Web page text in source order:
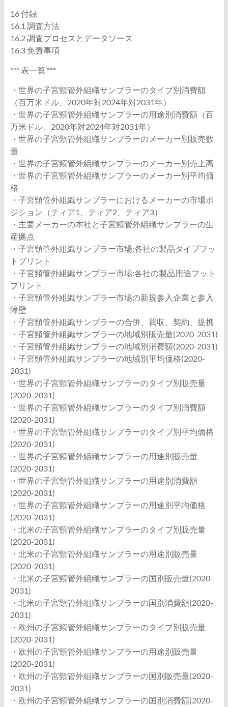
16 付録
16.1 調査方法
16.2 調査プロセスとデータソース
16.3 免責事項
*** 表一覧 ***
・世界の子宮頸管外組織サンプラーのタイプ別消費額
（百万米ドル、2020年対2024年対2031年）
・世界の子宮頸管外組織サンプラーの用途別消費額（百
万米ドル、2020年対2024年対2031年）
・世界の子宮頸管外組織サンプラーのメーカー別販売数
量
・世界の子宮頸管外組織サンプラーのメーカー別売上高
・世界の子宮頸管外組織サンプラーのメーカー別平均価
格
・子宮頸管外組織サンプラーにおけるメーカーの市場ポ
ジション（ティア1、ティア2、ティア3）
・主要メーカーの本社と子宮頸管外組織サンプラーの生
産拠点
・子宮頸管外組織サンプラー市場:各社の製品タイプフッ
トプリント
・子宮頸管外組織サンプラー市場:各社の製品用途フット
プリント
・子宮頸管外組織サンプラー市場の新規参入企業と参入
障壁
・子宮頸管外組織サンプラーの合併、買収、契約、提携
・子宮頸管外組織サンプラーの地域別販売量(2020-2031)
・子宮頸管外組織サンプラーの地域別消費額(2020-2031)
・子宮頸管外組織サンプラーの地域別平均価格(2020-
2031)
・世界の子宮頸管外組織サンプラーのタイプ別販売量
(2020-2031)
・世界の子宮頸管外組織サンプラーのタイプ別消費額
(2020-2031)
・世界の子宮頸管外組織サンプラーのタイプ別平均価格
(2020-2031)
・世界の子宮頸管外組織サンプラーの用途別販売量
(2020-2031)
・世界の子宮頸管外組織サンプラーの用途別消費額
(2020-2031)
・世界の子宮頸管外組織サンプラーの用途別平均価格
(2020-2031)
・北米の子宮頸管外組織サンプラーのタイプ別販売量
(2020-2031)
・北米の子宮頸管外組織サンプラーの用途別販売量
(2020-2031)
・北米の子宮頸管外組織サンプラーの国別販売量(2020-
2031)
・北米の子宮頸管外組織サンプラーの国別消費額(2020-
2031)
・欧州の子宮頸管外組織サンプラーのタイプ別販売量
(2020-2031)
・欧州の子宮頸管外組織サンプラーの用途別販売量
(2020-2031)
・欧州の子宮頸管外組織サンプラーの国別販売量(2020-
2031)
・欧州の子宮頸管外組織サンプラーの国別消費額(2020-